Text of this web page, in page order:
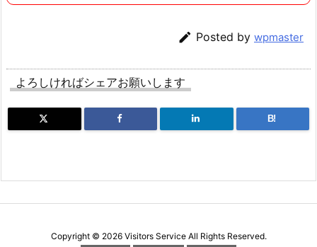
 Posted by wpmaster
よろしければシェアお願いします
B!
Copyright © 2026 Visitors ServiceAll Rights Reserved.